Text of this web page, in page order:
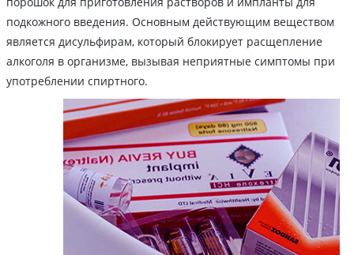
подкожного введения. Основным действующим веществом
является дисульфирам, который блокирует расщепление
алкоголя в организме, вызывая неприятные симптомы при
употреблении спиртного.